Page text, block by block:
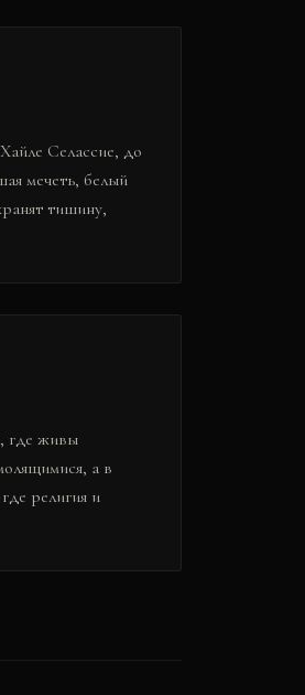
Селассие, до
мечеть, белый
тишину,
где живы
а в
религия и